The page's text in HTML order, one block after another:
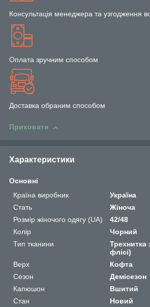
Консультація менеджера та узгодження
Оплата зручним способом
Доставка обраним способом
Приховати
Характеристики
Основні
Країна виробник
Україна
Стать
Жіноча
Розмір жіночого одягу (UA)
42/48
Колір
Чорний
Тип тканини
Трехнитка
флісі)
Верх
Кофта
Сезон
Демісезон
Капюшон
Вшитий
Стан
Новий